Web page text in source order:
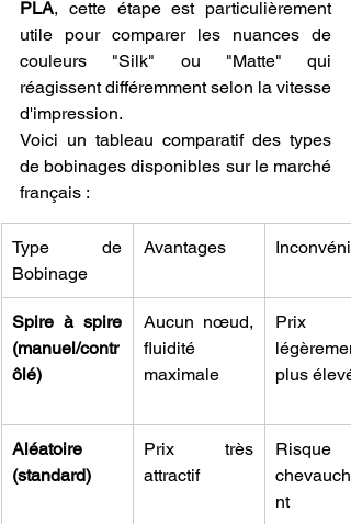
PLA, cette étape est particulièrement
utile pour comparer les nuances de
couleurs "Silk" ou "Matte" qui
réagissent différemment selon la vitesse
d'impression.
Voici un tableau comparatif des types
de bobinages disponibles sur le marché
français :
Type de
Bobinage
Avantages
Spire à spire
(manuel/contr
ôlé)
Aucun nœud,
fluidité
maximale
Prix
plus élevé
Aléatoire
(standard)
Prix très
attractif
Risque
nt